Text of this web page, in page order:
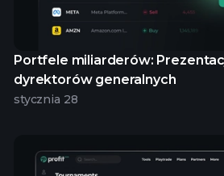
Portfele miliarderów:
dyrektorów generalnych
stycznia 28